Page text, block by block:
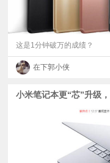
这是1分钟破万的成绩？
在下郭小侠
小米笔记本更“芯”升级